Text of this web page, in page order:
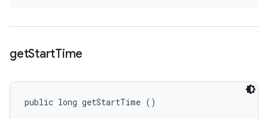
getStartTime
public long getStartTime ()